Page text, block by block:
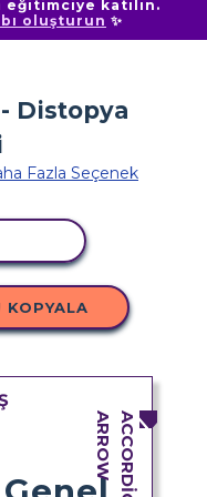
katılın.
oluşturun ✨
Fazla Seçenek
KOPYALA